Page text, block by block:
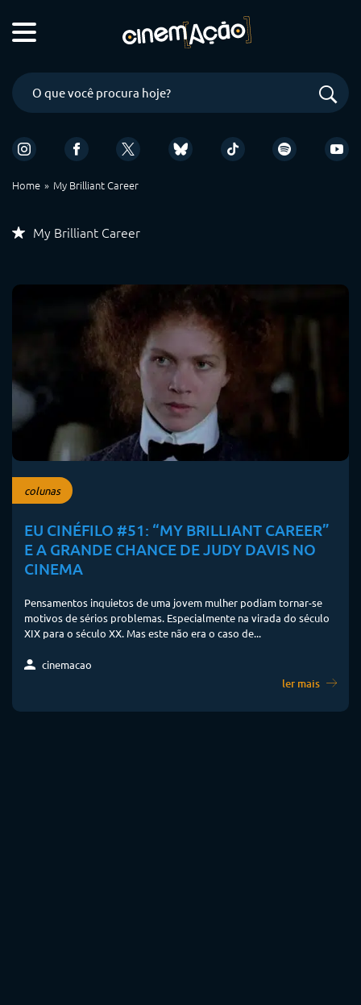
Home My Brilliant Career
My Brilliant Career
colunas
EU CINÉFILO #51: “MY BRILLIANT CAREER”
E A GRANDE CHANCE DE JUDY DAVIS NO
CINEMA
Pensamentos inquietos de uma jovem mulher podiam tornar-se
motivos de sérios problemas. Especialmente na virada do século
XIX para o século XX. Mas este não era o caso de...
cinemacao
ler mais